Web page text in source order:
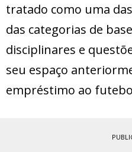
tratado como uma
das categorias de
disciplinares e
seu espaço
empréstimo ao